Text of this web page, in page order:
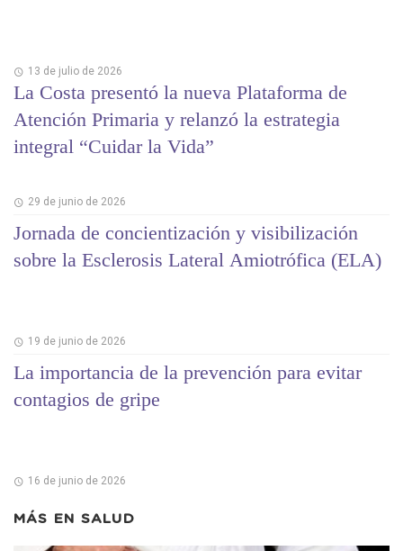
13 de julio de 2026
La Costa presentó la nueva Plataforma de
Atención Primaria y relanzó la estrategia
integral “Cuidar la Vida”
29 de junio de 2026
Jornada de concientización y visibilización
sobre la Esclerosis Lateral Amiotrófica (ELA)
19 de junio de 2026
La importancia de la prevención para evitar
contagios de gripe
16 de junio de 2026
MÁS EN SALUD